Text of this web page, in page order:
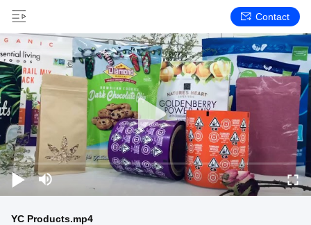
Contact
YC Products.mp4